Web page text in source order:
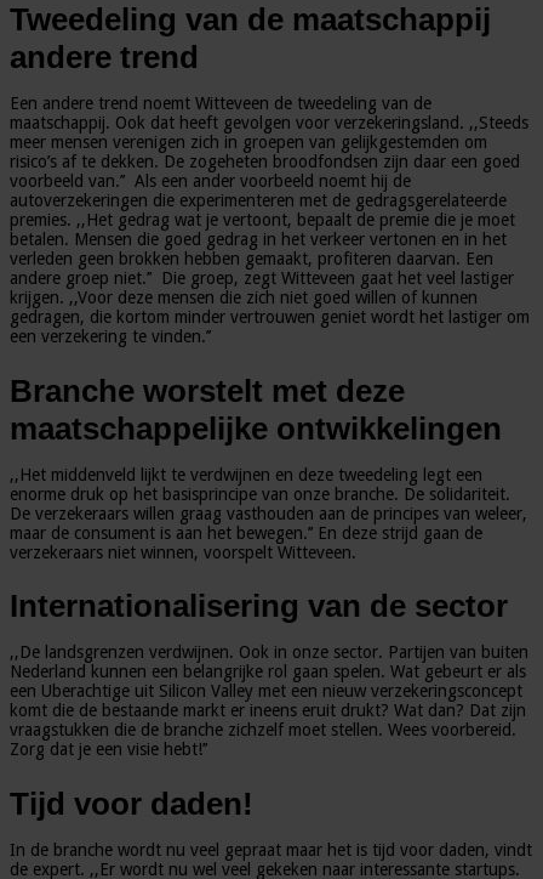
Tweedeling van de maatschappij
andere trend
Een andere trend noemt Witteveen de tweedeling van de
maatschappij. Ook dat heeft gevolgen voor verzekeringsland. ,,Steeds
meer mensen verenigen zich in groepen van gelijkgestemden om
risico’s af te dekken. De zogeheten broodfondsen zijn daar een goed
voorbeeld van.’’ Als een ander voorbeeld noemt hij de
autoverzekeringen die experimenteren met de gedragsgerelateerde
premies. ,,Het gedrag wat je vertoont, bepaalt de premie die je moet
betalen. Mensen die goed gedrag in het verkeer vertonen en in het
verleden geen brokken hebben gemaakt, profiteren daarvan. Een
andere groep niet.’’ Die groep, zegt Witteveen gaat het veel lastiger
krijgen. ,,Voor deze mensen die zich niet goed willen of kunnen
gedragen, die kortom minder vertrouwen geniet wordt het lastiger om
een verzekering te vinden.’’
Branche worstelt met deze
maatschappelijke ontwikkelingen
,,Het middenveld lijkt te verdwijnen en deze tweedeling legt een
enorme druk op het basisprincipe van onze branche. De solidariteit.
De verzekeraars willen graag vasthouden aan de principes van weleer,
maar de consument is aan het bewegen.’’ En deze strijd gaan de
verzekeraars niet winnen, voorspelt Witteveen.
Internationalisering van de sector
,,De landsgrenzen verdwijnen. Ook in onze sector. Partijen van buiten
Nederland kunnen een belangrijke rol gaan spelen. Wat gebeurt er als
een Uberachtige uit Silicon Valley met een nieuw verzekeringsconcept
komt die de bestaande markt er ineens eruit drukt? Wat dan? Dat zijn
vraagstukken die de branche zichzelf moet stellen. Wees voorbereid.
Zorg dat je een visie hebt!’’
Tijd voor daden!
In de branche wordt nu veel gepraat maar het is tijd voor daden, vindt
de expert. ,,Er wordt nu wel veel gekeken naar interessante startups.